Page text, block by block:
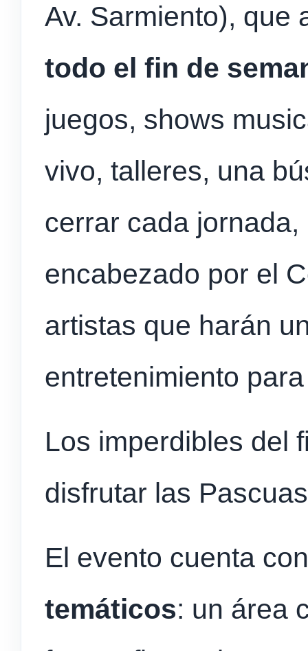
Av. Sarmiento), que
todo el fin de
juegos, shows
vivo, talleres, una
cerrar cada
encabezado por el
artistas que harán
entretenimiento
Los imperdibles del
disfrutar las
El evento cuenta
temáticos: un área